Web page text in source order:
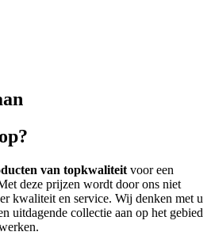
van topkwaliteit voor een
deze prijzen wordt door ons niet
kwaliteit en service. Wij denken met u
uitdagende collectie aan op het gebied